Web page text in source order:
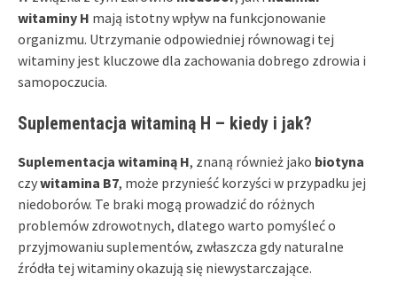
witaminy H mają istotny wpływ na funkcjonowanie
organizmu. Utrzymanie odpowiedniej równowagi tej
witaminy jest kluczowe dla zachowania dobrego zdrowia i
samopoczucia.
Suplementacja witaminą H – kiedy i jak?
Suplementacja witaminą H, znaną również jako biotyna
czywitamina B7, może przynieść korzyści w przypadku jej
niedoborów. Te braki mogą prowadzić do różnych
problemów zdrowotnych, dlatego warto pomyśleć o
przyjmowaniu suplementów, zwłaszcza gdy naturalne
źródła tej witaminy okazują się niewystarczające.